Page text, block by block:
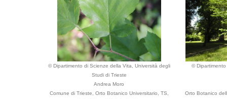
© Dipartimento di Scienze della Vita, Università degli
Studi di Trieste
Andrea Moro
Comune di Trieste, Orto Botanico Universitario, TS,
©
Orto Botanico